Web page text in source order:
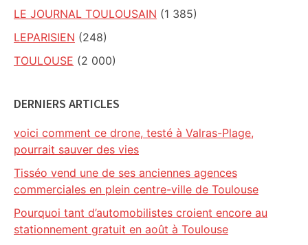
LE JOURNAL TOULOUSAIN (1 385)
LEPARISIEN (248)
TOULOUSE (2 000)
DERNIERS ARTICLES
voici comment ce drone, testé à Valras-Plage,
pourrait sauver des vies
Tisséo vend une de ses anciennes agences
commerciales en plein centre-ville de Toulouse
Pourquoi tant d’automobilistes croient encore au
stationnement gratuit en août à Toulouse